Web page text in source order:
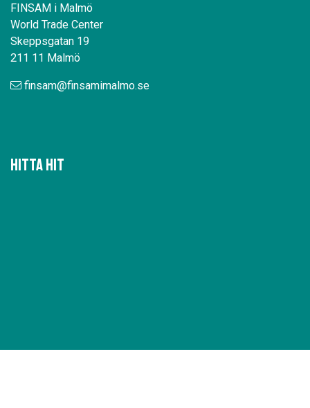
FINSAM i Malmö
World Trade Center
Skeppsgatan 19
211 11 Malmö
finsam@finsamimalmo.se
Hitta hit